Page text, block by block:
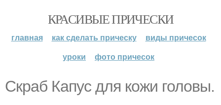
КРАСИВЫЕ ПРИЧЕСКИ
главная как сделать прическу
виды причесок
уроки
фото причесок
Скраб Капус для кожи головы.